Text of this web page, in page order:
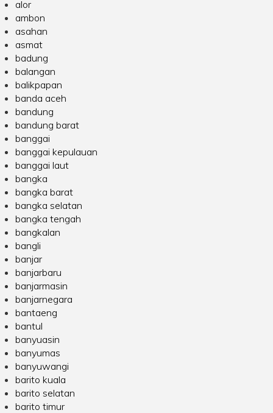
alor
ambon
asahan
asmat
badung
balangan
balikpapan
banda aceh
bandung
bandung barat
banggai
banggai kepulauan
banggai laut
bangka
bangka barat
bangka selatan
bangka tengah
bangkalan
bangli
banjar
banjarbaru
banjarmasin
banjarnegara
bantaeng
bantul
banyuasin
banyumas
banyuwangi
barito kuala
barito selatan
barito timur